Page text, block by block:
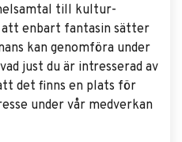
till kultur-
enbart fantasin sätter
kan genomföra under
just du är intresserad av
det finns en plats för
under vår medverkan